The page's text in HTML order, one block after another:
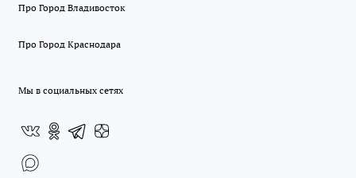
Про Город Владивосток
Про Город Краснодара
Мы в социальных сетях